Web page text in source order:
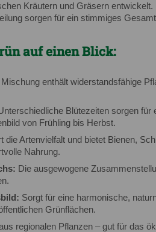
Kräutern und Gräsern entwickelt.
sorgen für ein stimmiges
auf einen Blick:
enthält widerstandsfähige
Blütezeiten sorgen für
von Frühling bis Herbst.
die Artenvielfalt und bietet Bienen,
Nahrung.
Die ausgewogene
Sorgt für eine harmonische,
Grünflächen.
regionalen Pflanzen – gut für das